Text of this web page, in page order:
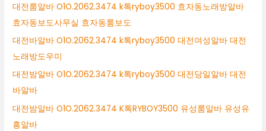
대전룸알바 O1O.2062.3474 k톡ryboy3500 효자동노래방알바
효자동보도사무실 효자동룸보도
대전바알바 O1O.2062.3474 k톡ryboy3500 대전여성알바 대전
노래방도우미
대전밤알바 O1O.2062.3474 k톡ryboy3500 대전당일알바 대전
바알바
대전밤알바 O1O.2062.3474 K톡RYBOY3500 유성룸알바 유성유
흥알바